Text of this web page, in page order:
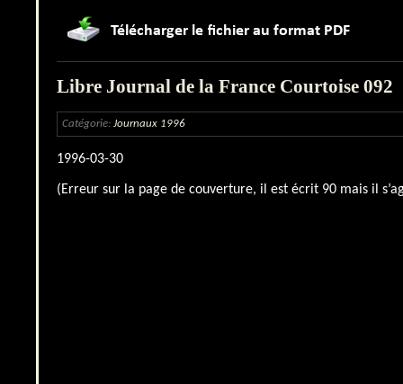
Libre Journal de la France Courtoise 092
Catégorie: Journaux 1996
1996-03-30
(Erreur sur la page de couverture, il est écrit 90 mais il